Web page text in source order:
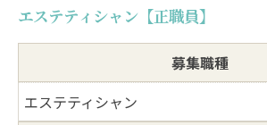
エステティシャン【正職員】
募集職種
エステティシャン